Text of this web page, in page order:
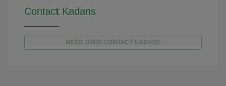
Contact Kadans
MEER OVER CONTACT KADANS